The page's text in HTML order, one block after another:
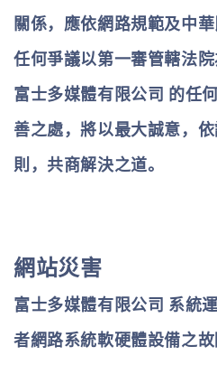
關係，應依網路規範及中
任何爭議以第一審管轄法院
富士多媒體有限公司 的任
善之處，將以最大誠意，
則，共商解決之道。
網站災害
富士多媒體有限公司 系統
者網路系統軟硬體設備之